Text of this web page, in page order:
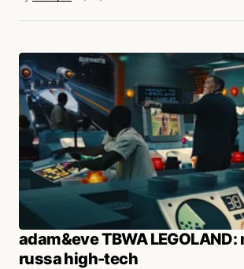
adam&eve TBWA
russa high-tech